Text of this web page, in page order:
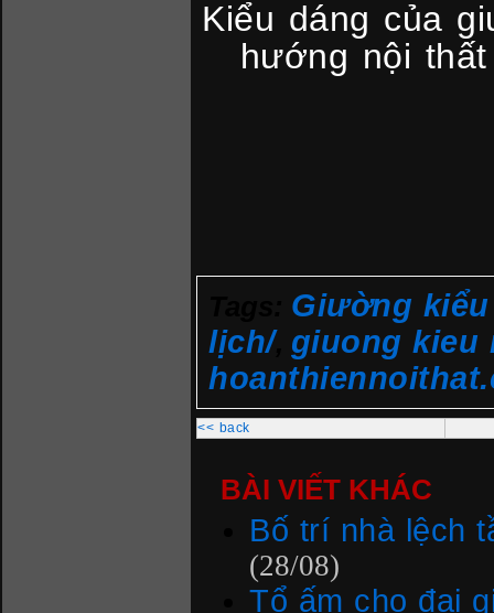
Kiểu dáng của
hướng nội
Giường
lịch/, giuong kieu
<< back
BÀI VIẾT KHÁC
Bố trí nhà lệch
(28/08)
Tổ ấm cho đại